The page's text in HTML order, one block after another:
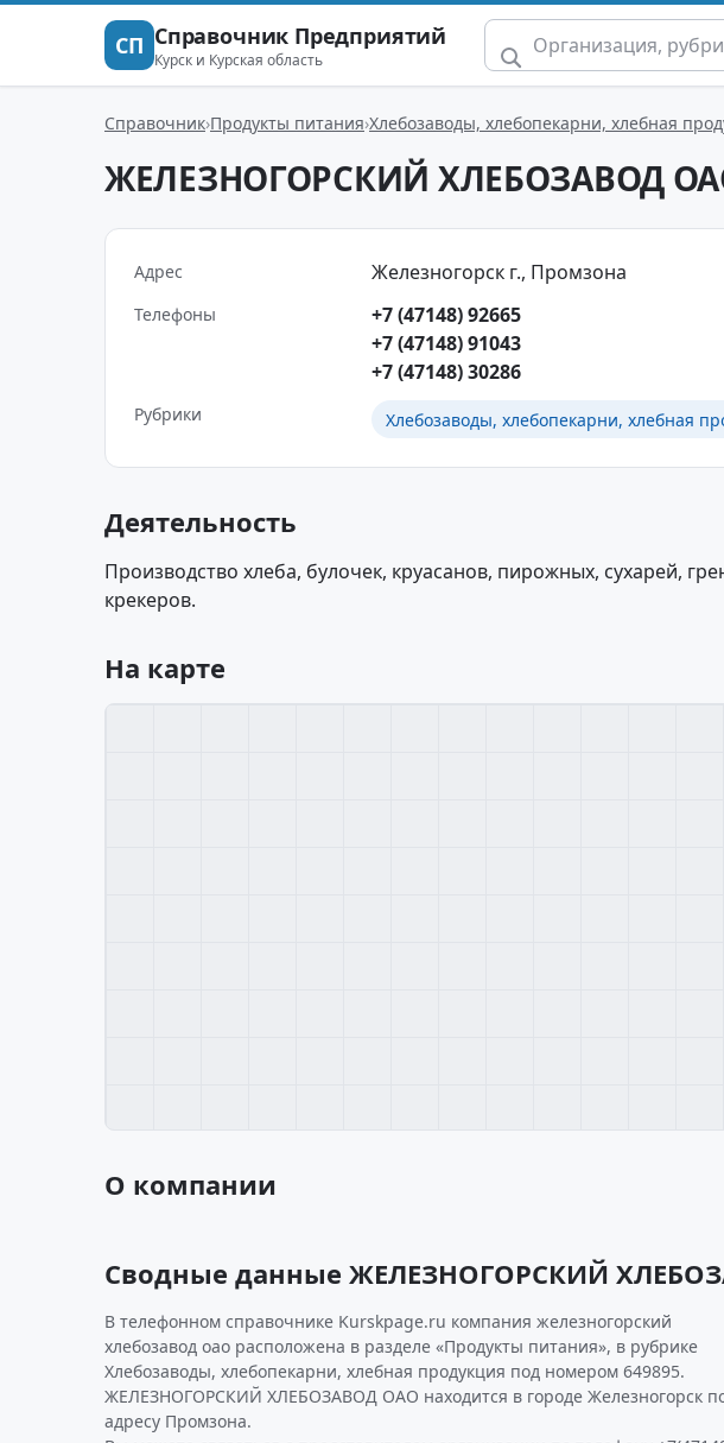
СП Справочник Предприятий
Курск и Курская область
Справочник Продукты питания Хлебозаводы, хлебопекарни, хлебная
ЖЕЛЕЗНОГОРСКИЙ ХЛЕБОЗАВОД
Адрес Железногорск г., Промзона
Телефоны
+7 (47148) 92665
+7 (47148) 91043
+7 (47148) 30286
Рубрики Хлебозаводы, хлебопекарни, хлебная
Деятельность
Производство хлеба, булочек, круасанов, пирожных, сухарей,
крекеров.
На карте
О компании
Сводные данные ЖЕЛЕЗНОГОРСКИЙ
В телефонном справочнике Kurskpage.ru компания железногорский
хлебозавод оао расположена в разделе «Продукты питания», в рубрике
Хлебозаводы, хлебопекарни, хлебная продукция под номером 649895.
ЖЕЛЕЗНОГОРСКИЙ ХЛЕБОЗАВОД ОАО находится в городе Железногорск
адресу Промзона.